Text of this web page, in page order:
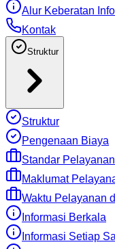
Alur Keberatan
Kontak
Struktur
Struktur
Pengenaan Biaya
Standar Pelayanan
Maklumat
Waktu Pelayanan
Informasi Berkala
Informasi Setiap